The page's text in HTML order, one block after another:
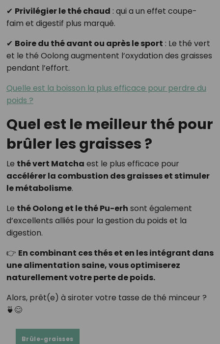
✔ Privilégier le thé chaud : qui a un effet coupe-
faim et digestif plus marqué.
✔ Boire du thé avant ou après le sport : Le thé vert
et le thé Oolong augmentent l’oxydation des graisses
pendant l’effort.
Quelle est la boisson la plus efficace pour perdre du
poids ?
Quel est le meilleur thé pour
brûler les graisses ?
Le thé vert Matcha est le plus efficace pour
accélérer la combustion des graisses et stimuler
le métabolisme.
Le thé Oolong et le thé Pu-erh sont également
d’excellents alliés pour la gestion du poids et la
digestion.
👉 En combinant ces thés et en les intégrant dans
une alimentation saine, vous optimiserez
naturellement votre perte de poids.
Alors, prêt(e) à siroter votre tasse de thé minceur ?
🍵😊
Brûle-graisses